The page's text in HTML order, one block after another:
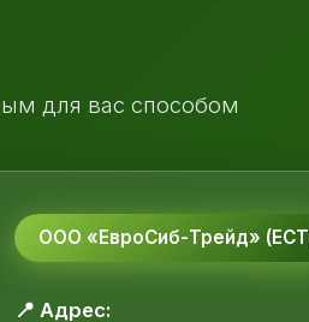
для вас способом
ООО «ЕвроСиб-Трейд»
📍 Адрес: